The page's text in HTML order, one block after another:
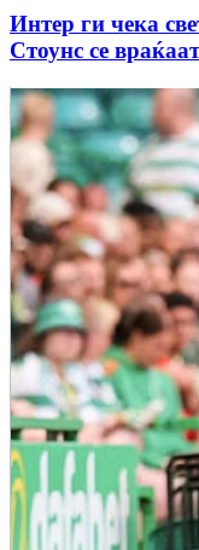
Интер ги чека
Стоунс се